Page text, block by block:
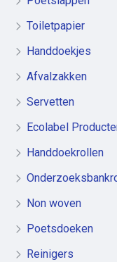
Toiletpapier
Handdoekjes
Afvalzakken
Servetten
Ecolabel
Handdoekrollen
Non woven
Poetsdoeken
Reinigers